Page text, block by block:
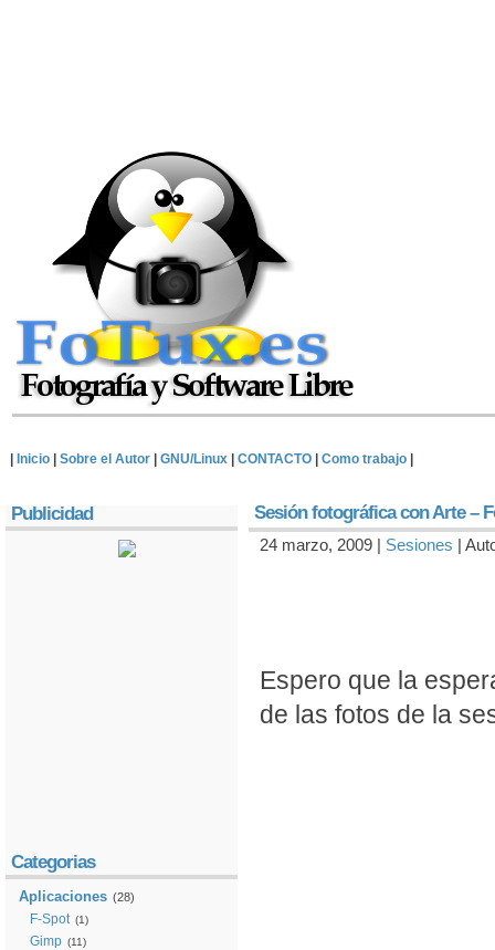
Inicio Sobre el Autor GNU/Linux CONTACTO Como trabajo
Sesión fotográfica con Arte –
24 marzo, 2009 | Sesiones |
Espero que la
de las fotos de la
Publicidad
Categorias
Aplicaciones (28)
F-Spot (1)
Gimp (11)